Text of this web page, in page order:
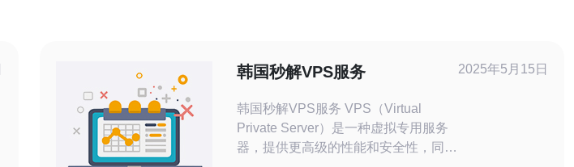
韩国秒解VPS服务
韩国秒解VPS服务 VPS（Virtual
Private Server）是一种虚拟专用服务
器，提供更高级的性能和安全性，同时
2025年5月15日